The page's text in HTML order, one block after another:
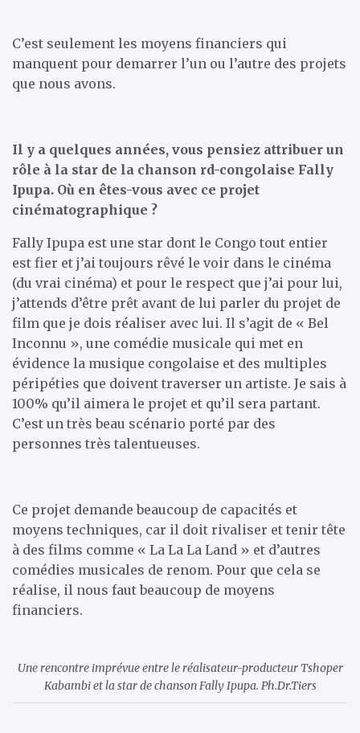
C’est seulement les moyens financiers qui
manquent pour demarrer l’un ou l’autre des projets
que nous avons.
Il y a quelques années, vous pensiez attribuer un
rôle à la star de la chanson rd-congolaise Fally
Ipupa. Où en êtes-vous avec ce projet
cinématographique ?
Fally Ipupa est une star dont le Congo tout entier
est fier et j’ai toujours rêvé le voir dans le cinéma
(du vrai cinéma) et pour le respect que j’ai pour lui,
j’attends d’être prêt avant de lui parler du projet de
film que je dois réaliser avec lui. Il s’agit de « Bel
Inconnu », une comédie musicale qui met en
évidence la musique congolaise et des multiples
péripéties que doivent traverser un artiste. Je sais à
100% qu’il aimera le projet et qu’il sera partant.
C’est un très beau scénario porté par des
personnes très talentueuses.
Ce projet demande beaucoup de capacités et
moyens techniques, car il doit rivaliser et tenir tête
à des films comme « La La La Land » et d’autres
comédies musicales de renom. Pour que cela se
réalise, il nous faut beaucoup de moyens
financiers.
Une rencontre imprévue entre le réalisateur-producteur Tshoper
Kabambi et la star de chanson Fally Ipupa. Ph.Dr.Tiers